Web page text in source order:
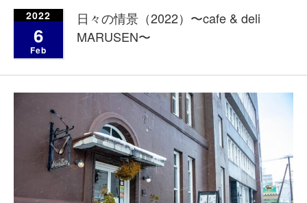
2022
6
Feb
日々の情景（2022）〜cafe & deli
MARUSEN〜